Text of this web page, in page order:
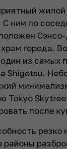
жилой
ним по
города.
из самых
Shigetsu.
Tokyo
после
резко